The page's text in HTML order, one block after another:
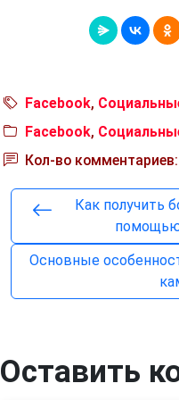
Facebook,
Facebook,
Кол-во
Как получить
Основные
Оставить